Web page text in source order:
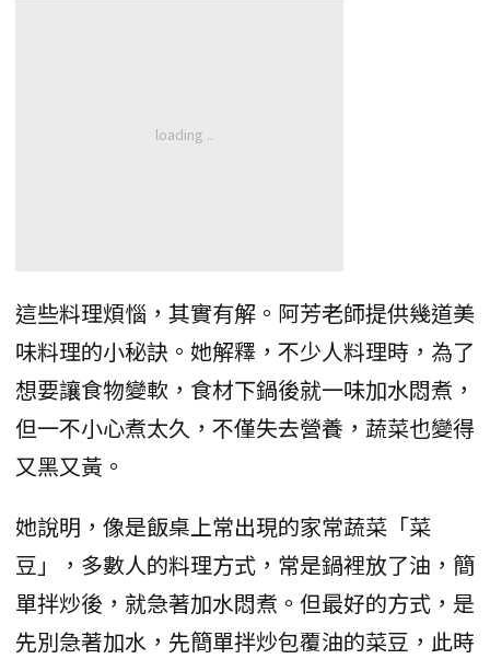
這些料理煩惱，其實有解。阿芳老師提供幾道美
味料理的小秘訣。她解釋，不少人料理時，為了
想要讓食物變軟，食材下鍋後就一味加水悶煮，
但一不小心煮太久，不僅失去營養，蔬菜也變得
又黑又黃。
她說明，像是飯桌上常出現的家常蔬菜「菜
豆」，多數人的料理方式，常是鍋裡放了油，簡
單拌炒後，就急著加水悶煮。但最好的方式，是
先別急著加水，先簡單拌炒包覆油的菜豆，此時